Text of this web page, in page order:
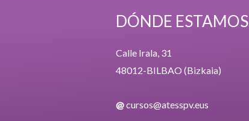
DÓNDE ESTAMOS
Calle Irala, 31
48012-BILBAO (Bizkaia)
@cursos@atesspv.eus